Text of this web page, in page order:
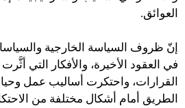
العوائق.
إنّ ظروف السياسة الخارجية والسياسات
في العقود الأخيرة، والأفكار التي
القرارات، واحتكرت أساليب عمل
الطريق أمام أشكال مختلفة من